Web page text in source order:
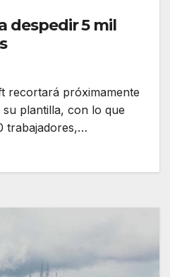
despedir 5 mil
recortará próximamente
plantilla, con lo que
trabajadores,…